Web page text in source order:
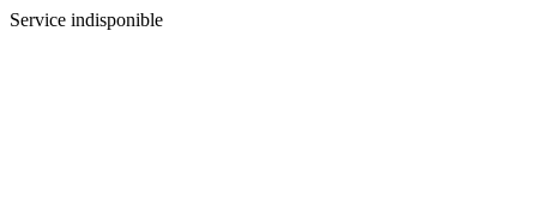
Service indisponible